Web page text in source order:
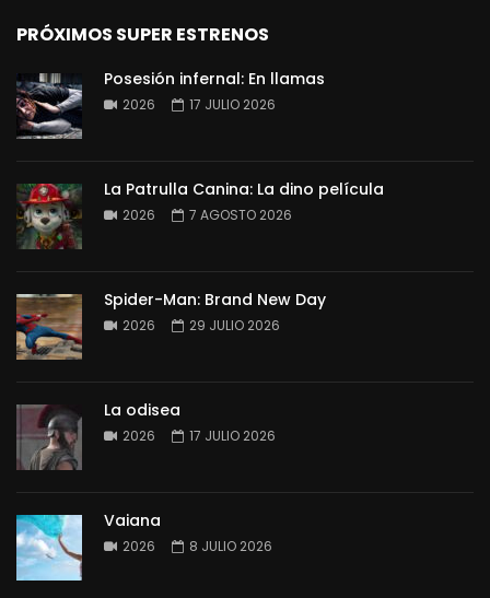
PRÓXIMOS SUPER ESTRENOS
Posesión infernal: En llamas
2026 17 JULIO 2026
La Patrulla Canina: La dino película
2026 7 AGOSTO 2026
Spider-Man: Brand New Day
2026 29 JULIO 2026
La odisea
2026 17 JULIO 2026
Vaiana
2026 8 JULIO 2026